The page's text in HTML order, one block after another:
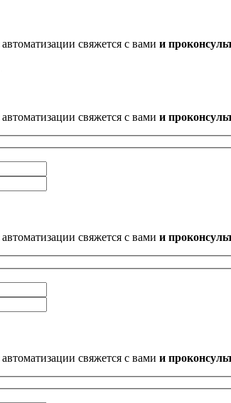
свяжется с вами и
свяжется с вами и
свяжется с вами и
свяжется с вами и